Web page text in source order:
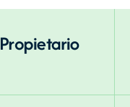
Propietario